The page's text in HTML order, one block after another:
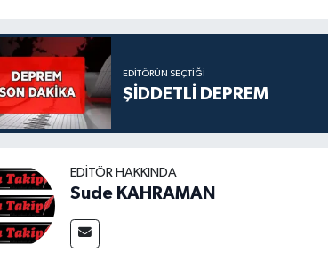
EDITÖRÜN SEÇTIĞI
ŞİDDETLİ DEPREM
EDITÖR HAKKINDA
Sude KAHRAMAN